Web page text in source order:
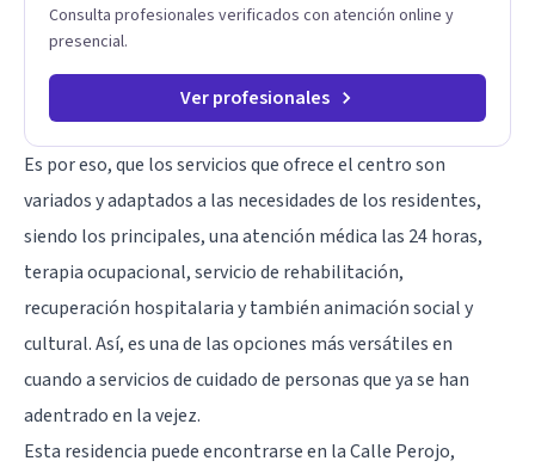
Consulta profesionales verificados con atención online y
presencial.
Ver profesionales
Es por eso, que los servicios que ofrece el centro son
variados y adaptados a las necesidades de los residentes,
siendo los principales, una atención médica las 24 horas,
terapia ocupacional, servicio de rehabilitación,
recuperación hospitalaria y también animación social y
cultural. Así, es una de las opciones más versátiles en
cuando a servicios de cuidado de personas que ya se han
adentrado en lavejez.
Esta residencia puede encontrarse en la Calle Perojo,